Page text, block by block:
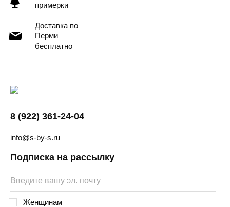
примерки
Доставка по
Перми
бесплатно
8 (922) 361-24-04
info@s-by-s.ru
Подписка на рассылку
Женщинам